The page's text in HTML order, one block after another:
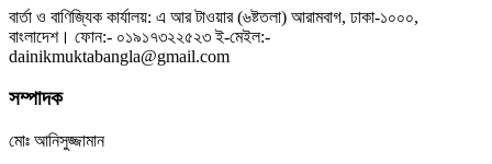
বার্তা ও বাণিজ্যিক কার্যালয়: এ আর টাওয়ার (৬ষ্টতলা) আরামবাগ, ঢাকা-১০০০,
বাংলাদেশ। ফোন:- ০১৯১৭৩২২৫২৩ ই-মেইল:-
dainikmuktabangla@gmail.com
সম্পাদক
মোঃ আনিসুজ্জামান